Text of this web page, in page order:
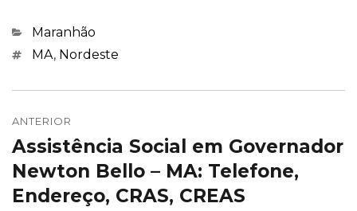
Categorias
Maranhão
Marcações
MA, Nordeste
de
Post
ANTERIOR
Post
anterior:
Assistência Social em Governador
Newton Bello – MA: Telefone,
Endereço, CRAS, CREAS